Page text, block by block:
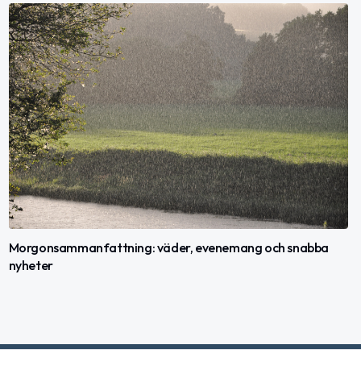
Morgonsammanfattning: väder, evenemang och snabba
nyheter